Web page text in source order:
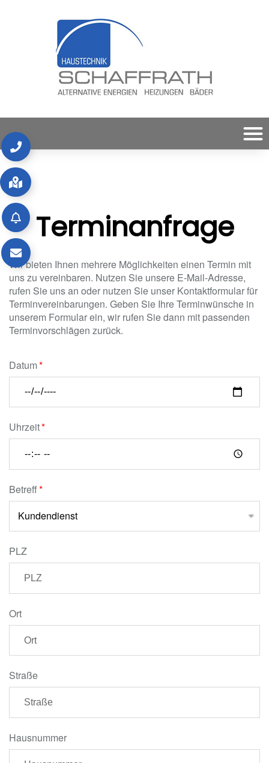
Terminanfrage
Wir bieten Ihnen mehrere Möglichkeiten einen Termin mit
uns zu vereinbaren. Nutzen Sie unsere E-Mail-Adresse,
rufen Sie uns an oder nutzen Sie unser Kontaktformular für
Terminvereinbarungen. Geben Sie Ihre Terminwünsche in
unserem Formular ein, wir rufen Sie dann mit passenden
Terminvorschlägen zurück.
Datum
Uhrzeit
Betreff
PLZ
Ort
Straße
Hausnummer